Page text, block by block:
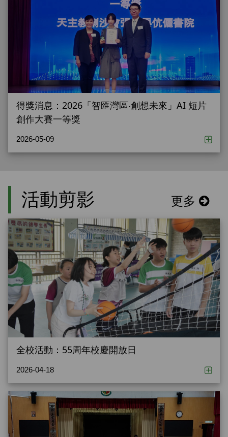
得獎消息：2026「智匯灣區‧創想未來」AI 短片
創作大賽一等獎
2026-05-09
活動剪影 更多
全校活動：55周年校慶開放日
2026-04-18